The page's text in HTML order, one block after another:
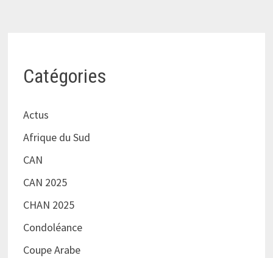
Catégories
Actus
Afrique du Sud
CAN
CAN 2025
CHAN 2025
Condoléance
Coupe Arabe